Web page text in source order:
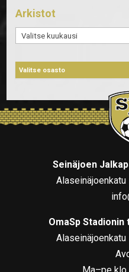
Arkistot
Arkistot
Seinäjoen
OmaSp Stadionin